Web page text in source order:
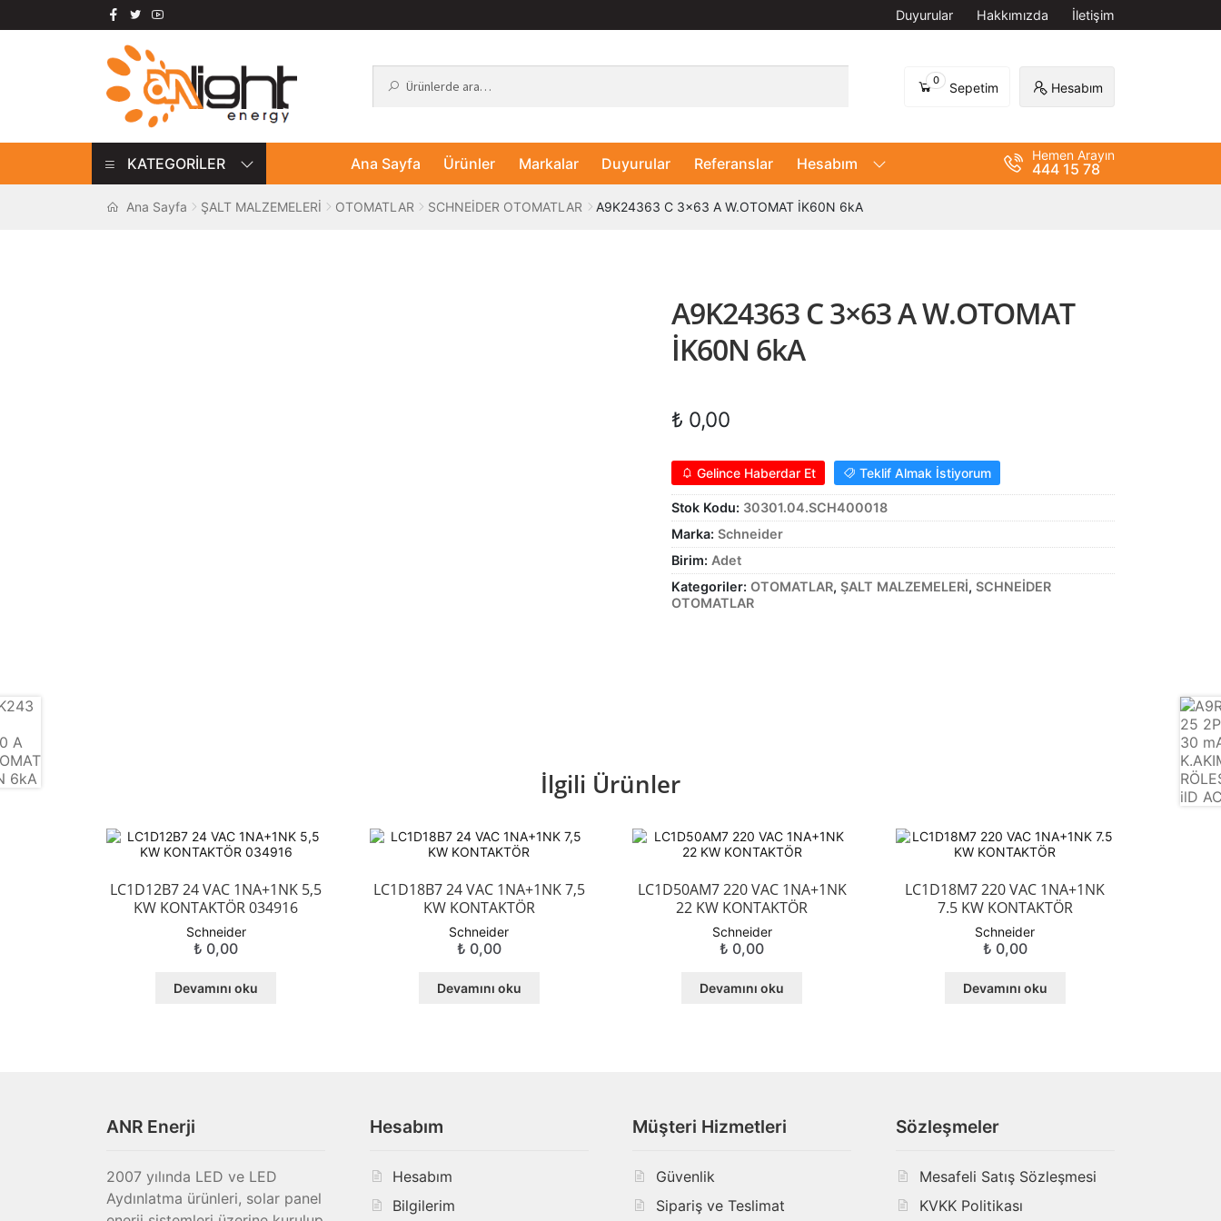
Duyurular Hakkımızda İletişim
Dolaşıma
geç
İçeriğe
geç
0 Sepetim Hesabım
KATEGORİLER Ana Sayfa Ürünler Markalar Duyurular Referanslar Hesabım Hemen Arayın
444 15 78
Ana Sayfa ŞALT MALZEMELERİ OTOMATLAR SCHNEİDER OTOMATLAR A9K24363 C 3×63 A W.OTOMAT İK60N 6kA
A9K24363 C 3×63 A W.OTOMAT
İK60N 6kA
₺ 0,00
Gelince Haberdar Et Teklif Almak İstiyorum
Stok Kodu: 30301.04.SCH400018
Marka: Schneider
Birim: Adet
Kategoriler: OTOMATLAR, ŞALT MALZEMELERİ, SCHNEİDER
OTOMATLAR
İlgili Ürünler
LC1D12B7 24 VAC 1NA+1NK 5,5
KW KONTAKTÖR 034916
Schneider
₺ 0,00
Devamını oku
LC1D18B7 24 VAC 1NA+1NK 7,5
KW KONTAKTÖR
Schneider
₺ 0,00
Devamını oku
LC1D50AM7 220 VAC 1NA+1NK
22 KW KONTAKTÖR
Schneider
₺ 0,00
Devamını oku
LC1D18M7 220 VAC 1NA+1NK
7.5 KW KONTAKTÖR
Schneider
₺ 0,00
Devamını oku
ANR Enerji
2007 yılında LED ve LED
Aydınlatma ürünleri, solar panel
Hesabım
Hesabım
Bilgilerim
Müşteri Hizmetleri
Güvenlik
Sipariş ve Teslimat
Sözleşmeler
Mesafeli Satış Sözleşmesi
KVKK Politikası